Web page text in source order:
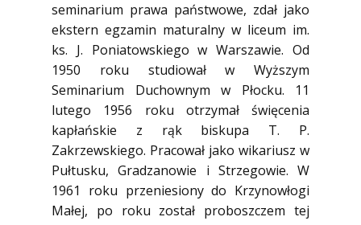
seminarium prawa państwowe, zdał jako
ekstern egzamin maturalny w liceum im.
ks. J. Poniatowskiego w Warszawie. Od
1950 roku studiował w Wyższym
Seminarium Duchownym w Płocku. 11
lutego 1956 roku otrzymał święcenia
kapłańskie z rąk biskupa T. P.
Zakrzewskiego. Pracował jako wikariusz w
Pułtusku, Gradzanowie i Strzegowie. W
1961 roku przeniesiony do Krzynowłogi
Małej, po roku został proboszczem tej